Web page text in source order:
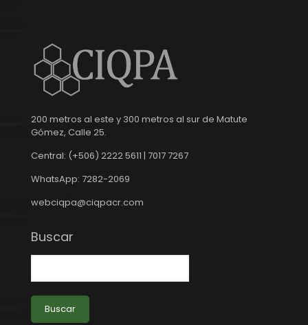
200 metros al este y 300 metros al sur de Matute
Gómez, Calle 25.
Central: (+506) 2222 5611 | 7017 7267
WhatsApp: 7282-2069
webciqpa@ciqpacr.com
Buscar
Buscar